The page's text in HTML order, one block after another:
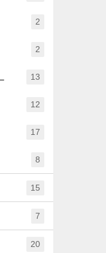
2
2
13
12
17
8
15
7
20